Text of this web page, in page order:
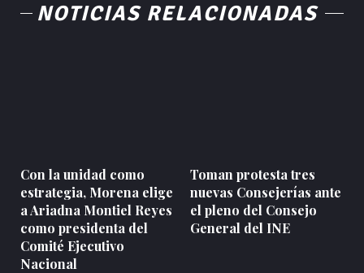
NOTICIAS RELACIONADAS
Con la unidad como
estrategia, Morena elige
a Ariadna Montiel Reyes
como presidenta del
Comité Ejecutivo
Nacional
Toman protesta tres
nuevas Consejerías ante
el pleno del Consejo
General del INE